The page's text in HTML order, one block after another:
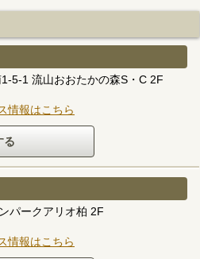
5-1 流山おおたかの森S・C 2F
情報はこちら
パークアリオ柏 2F
情報はこちら